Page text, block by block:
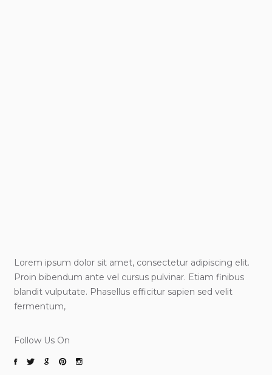
Lorem ipsum dolor sit amet, consectetur adipiscing elit.
Proin bibendum ante vel cursus pulvinar. Etiam finibus
blandit vulputate. Phasellus efficitur sapien sed velit
fermentum,
Follow Us On